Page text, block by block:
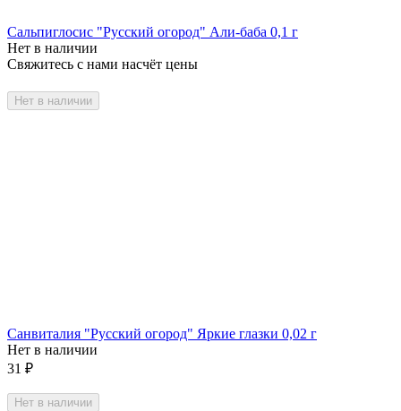
Сальпиглосис "Русский огород" Али-баба 0,1 г
Нет в наличии
Свяжитесь с нами насчёт цены
Нет в наличии
Санвиталия "Русский огород" Яркие глазки 0,02 г
Нет в наличии
31 ₽
Нет в наличии